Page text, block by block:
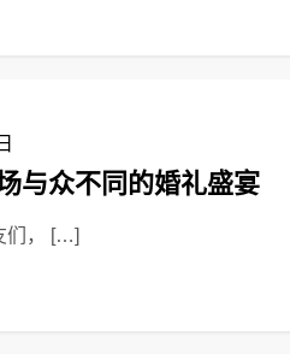
与众不同的婚礼盛宴
们， […]